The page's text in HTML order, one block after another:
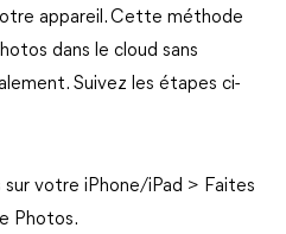
appareil. Cette méthode
dans le cloud sans
Suivez les étapes ci-
sur votre iPhone/iPad > Faites
Photos.